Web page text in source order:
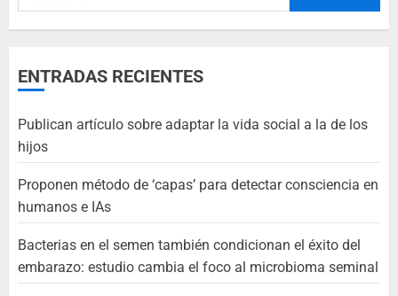
ENTRADAS RECIENTES
Publican artículo sobre adaptar la vida social a la de los
hijos
Proponen método de ‘capas’ para detectar consciencia en
humanos e IAs
Bacterias en el semen también condicionan el éxito del
embarazo: estudio cambia el foco al microbioma seminal